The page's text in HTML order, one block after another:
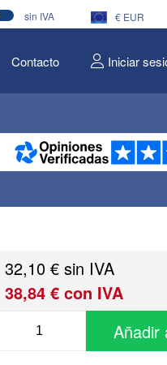
sin IVA € EUR
Contacto Iniciar
32,10 € sin IVA
38,84 € con IVA
Añadir